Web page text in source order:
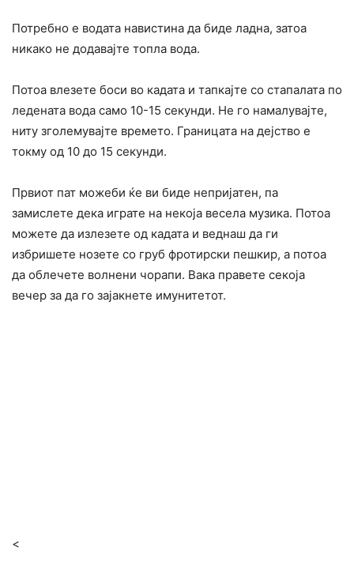
Потребно е водата навистина да биде ладна, затоа
никако не додавајте топла вода.
Потоа влезете боси во кадата и тапкајте со стапалата по
ледената вода само 10-15 секунди. Не го намалувајте,
ниту зголемувајте времето. Границата на дејство е
токму од 10 до 15 секунди.
Првиот пат можеби ќе ви биде непријатен, па
замислете дека играте на некоја весела музика. Потоа
можете да излезете од кадата и веднаш да ги
избришете нозете со груб фротирски пешкир, а потоа
да облечете волнени чорапи. Вака правете секоја
вечер за да го зајакнете имунитетот.
<